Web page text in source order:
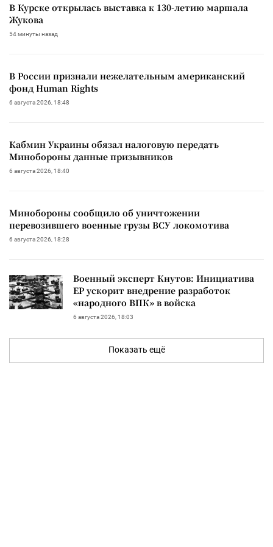
В Курске открылась выставка к 130-летию маршала
Жукова
54 минуты назад
В России признали нежелательным американский
фонд Human Rights
6 августа 2026, 18:48
Кабмин Украины обязал налоговую передать
Минобороны данные призывников
6 августа 2026, 18:40
Минобороны сообщило об уничтожении
перевозившего военные грузы ВСУ локомотива
6 августа 2026, 18:28
Военный эксперт Кнутов: Инициатива
ЕР ускорит внедрение разработок
«народного ВПК» в войска
6 августа 2026, 18:03
Показать ещё